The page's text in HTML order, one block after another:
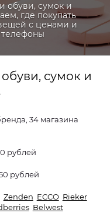
обуви, сумок и
где покупать
с ценами и
сумок и
34 магазина
рублей
рублей
Zenden ECCO Rieker
Belwest